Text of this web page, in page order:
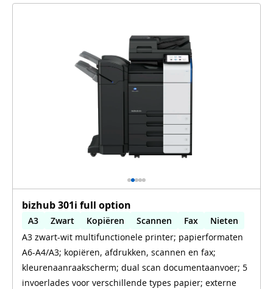
bizhub 301i full option
A3 Zwart Kopiëren Scannen Fax
Nieten
Automatisch dubbelzijdig printen
Automatisch dubbelzijdig scannen
WiFi
A3 zwart-wit multifunctionele printer; papierformaten
A6-A4/A3; kopiëren, afdrukken, scannen en fax;
kleurenaanraakscherm; dual scan documentaanvoer; 5
invoerlades voor verschillende types papier; externe